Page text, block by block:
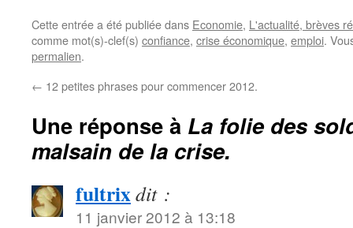
Cette entrée a été publiée dans Economie, L'actualité, brèves
comme mot(s)-clef(s) confiance, crise économique, emploi.
permalien.
← 12 petites phrases pour commencer 2012.
Une réponse à La folie des
malsain de la crise.
fultrixdit :
11 janvier 2012 à 13:18